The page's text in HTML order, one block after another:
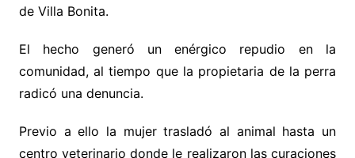
de Villa Bonita.
El hecho generó un enérgico repudio en la
comunidad, al tiempo que la propietaria de la perra
radicó una denuncia.
Previo a ello la mujer trasladó al animal hasta un
centro veterinario donde le realizaron las curaciones